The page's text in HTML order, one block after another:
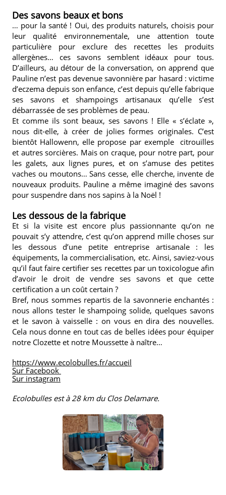
Des savons beaux et bons
… pour la santé ! Oui, des produits naturels, choisis pour
leur qualité environnementale, une attention toute
particulière pour exclure des recettes les produits
allergènes… ces savons semblent idéaux pour tous.
D’ailleurs, au détour de la conversation, on apprend que
Pauline n’est pas devenue savonnière par hasard : victime
d’eczema depuis son enfance, c’est depuis qu’elle fabrique
ses savons et shampoings artisanaux qu’elle s’est
débarrassée de ses problèmes de peau.
Et comme ils sont beaux, ses savons ! Elle « s’éclate »,
nous dit-elle, à créer de jolies formes originales. C’est
bientôt Hallowenn, elle propose par exemple citrouilles
et autres sorcières. Mais on craque, pour notre part, pour
les galets, aux lignes pures, et on s’amuse des petites
vaches ou moutons… Sans cesse, elle cherche, invente de
nouveaux produits. Pauline a même imaginé des savons
pour suspendre dans nos sapins à la Noël !
Les dessous de la fabrique
Et si la visite est encore plus passionnante qu’on ne
pouvait s’y attendre, c’est qu’on apprend mille choses sur
les dessous d’une petite entreprise artisanale : les
équipements, la commercialisation, etc. Ainsi, saviez-vous
qu’il faut faire certifier ses recettes par un toxicologue afin
d’avoir le droit de vendre ses savons et que cette
certification a un coût certain ?
Bref, nous sommes repartis de la savonnerie enchantés :
nous allons tester le shampoing solide, quelques savons
et le savon à vaisselle : on vous en dira des nouvelles.
Cela nous donne en tout cas de belles idées pour équiper
notre Clozette et notre Moussette à naître…
https://www.ecolobulles.fr/accueil
Sur Facebook
Sur instagram
Ecolobulles est à 28 km du Clos Delamare.